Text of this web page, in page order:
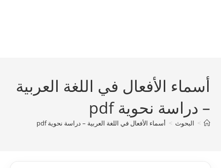
أسماء الأفعال في اللغة العربية
– دراسة نحوية pdf
> البحوث > أسماء الأفعال في اللغة العربية – دراسة نحوية pdf